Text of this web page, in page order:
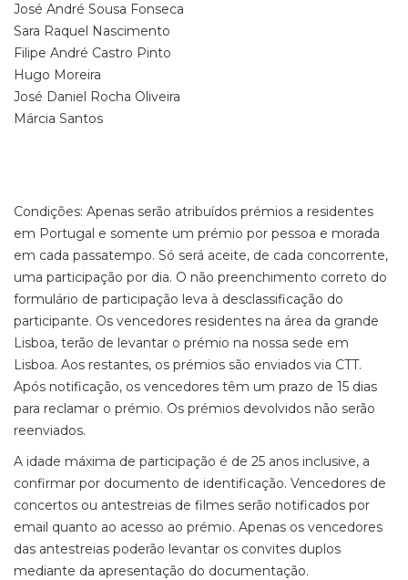
José André Sousa Fonseca
Sara Raquel Nascimento
Filipe André Castro Pinto
Hugo Moreira
José Daniel Rocha Oliveira
Márcia Santos
Condições: Apenas serão atribuídos prémios a residentes
em Portugal e somente um prémio por pessoa e morada
em cada passatempo. Só será aceite, de cada concorrente,
uma participação por dia. O não preenchimento correto do
formulário de participação leva à desclassificação do
participante. Os vencedores residentes na área da grande
Lisboa, terão de levantar o prémio na nossa sede em
Lisboa. Aos restantes, os prémios são enviados via CTT.
Após notificação, os vencedores têm um prazo de 15 dias
para reclamar o prémio. Os prémios devolvidos não serão
reenviados.
A idade máxima de participação é de 25 anos inclusive, a
confirmar por documento de identificação. Vencedores de
concertos ou antestreias de filmes serão notificados por
email quanto ao acesso ao prémio. Apenas os vencedores
das antestreias poderão levantar os convites duplos
mediante da apresentação do documentação.